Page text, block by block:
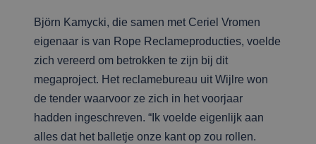
Björn Kamycki, die samen met Ceriel Vromen
eigenaar is van Rope Reclameproducties, voelde
zich vereerd om betrokken te zijn bij dit
megaproject. Het reclamebureau uit Wijlre won
de tender waarvoor ze zich in het voorjaar
hadden ingeschreven. “Ik voelde eigenlijk aan
alles dat het balletje onze kant op zou rollen.